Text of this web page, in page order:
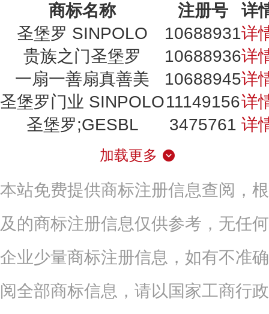
商标名称
注册号
详
圣堡罗 SINPOLO
10688931详
贵族之门圣堡罗
10688936详
一扇一善扇真善美
10688945详
圣堡罗门业 SINPOLO11149156详
圣堡罗;GESBL
3475761 详
加载更多
本站免费提供商标注册信息查阅，
及的商标注册信息仅供参考，无任
企业少量商标注册信息，如有不准
阅全部商标信息，请以国家工商行